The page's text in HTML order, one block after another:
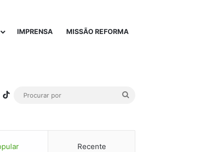
IMPRENSA MISSÃO REFORMA
TikTok
Recente